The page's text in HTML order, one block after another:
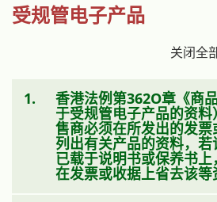
受规管电子产品
关闭全
1. 香港法例第362O章《商
于受规管电子产品的资
售商必须在所发出的发票
列出有关产品的资料，
已载于说明书或保养书
在发票或收据上省去该等